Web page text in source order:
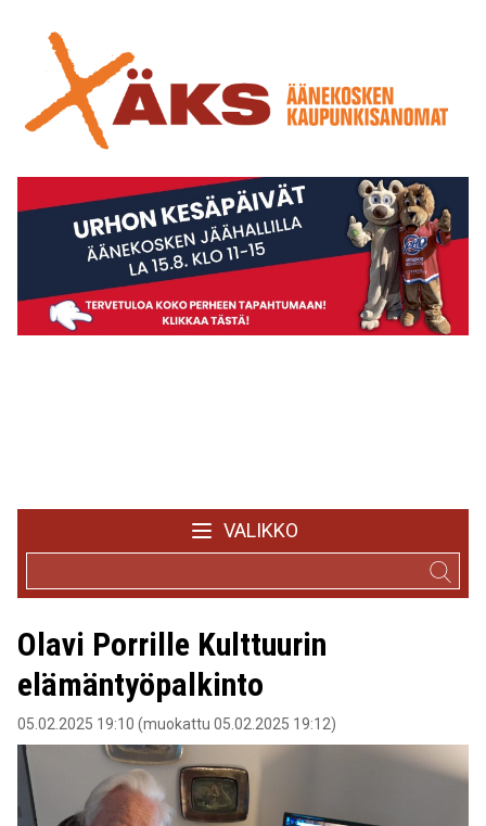
VALIKKO
Olavi Porrille Kulttuurin
elämäntyöpalkinto
05.02.2025 19:10 (muokattu 05.02.2025 19:12)